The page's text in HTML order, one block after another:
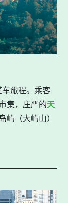
旅程。乘客
集，庄严的天
屿（大屿山）